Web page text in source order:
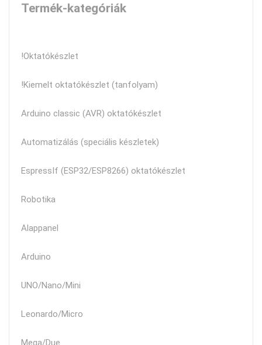
Termék-kategóriák
!Oktatókészlet
!Kiemelt oktatókészlet (tanfolyam)
Arduino classic (AVR) oktatókészlet
Automatizálás (speciális készletek)
EspressIf (ESP32/ESP8266) oktatókészlet
Robotika
Alappanel
Arduino
UNO/Nano/Mini
Leonardo/Micro
Mega/Due